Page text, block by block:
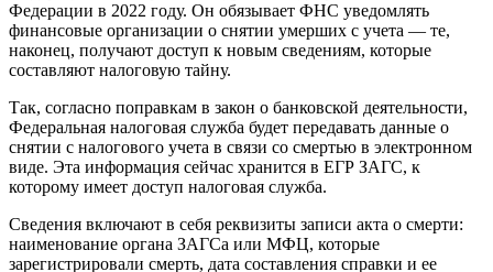
Федерации в 2022 году. Он обязывает ФНС уведомлять
финансовые организации о снятии умерших с учета — те,
наконец, получают доступ к новым сведениям, которые
составляют налоговую тайну.
Так, согласно поправкам в закон о банковской деятельности,
Федеральная налоговая служба будет передавать данные о
снятии с налогового учета в связи со смертью в электронном
виде. Эта информация сейчас хранится в ЕГР ЗАГС, к
которому имеет доступ налоговая служба.
Сведения включают в себя реквизиты записи акта о смерти:
наименование органа ЗАГСа или МФЦ, которые
зарегистрировали смерть, дата составления справки и ее